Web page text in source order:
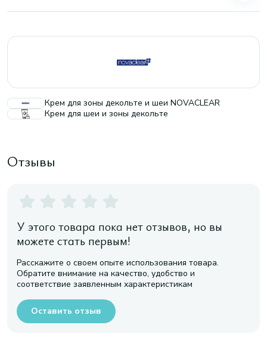
Крем для зоны декольте и шеи NOVACLEAR
Крем для шеи и зоны декольте
Отзывы
У этого товара пока нет отзывов, но вы
можете стать первым!
Расскажите о своем опыте использования товара.
Обратите внимание на качество, удобство и
соответствие заявленным характеристикам
Оставить отзыв